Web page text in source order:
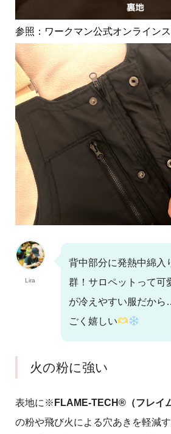
参照：ワークマン公式オンライン
Lira
背中部分に発熱中綿入
群！サロペットって可
が冷えやすい服だか
ごく嬉しい
火の粉に強い
表地に※ FLAME-TECH®（フレイ
の粉や飛び火による穴あきを軽減